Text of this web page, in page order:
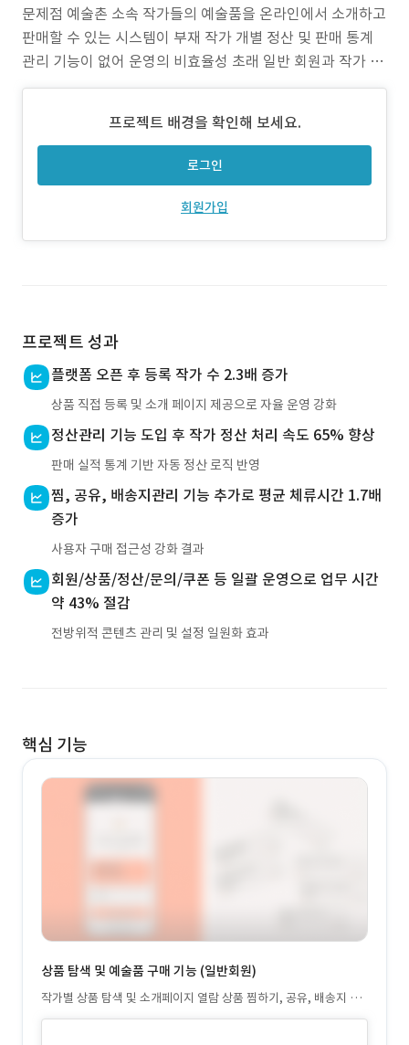
문제점 예술촌 소속 작가들의 예술품을 온라인에서 소개하고
판매할 수 있는 시스템이 부재 작가 개별 정산 및 판매 통계
관리 기능이 없어 운영의 비효율성 초래 일반 회원과 작가 간
의 소통과 문의 기능이 분리되어 있지 않아 관리가 어려움 목
품 판매 시스템 구축 작가별 판매 내역, 매출, 정산 통계를 제
공하여 수익 기반 관리 가능하도록 설계
프로젝트 배경을 확인해 보세요.
로그인
회원가입
프로젝트 성과
플랫폼 오픈 후 등록 작가 수 2.3배 증가
상품 직접 등록 및 소개 페이지 제공으로 자율 운영 강화
정산관리 기능 도입 후 작가 정산 처리 속도 65% 향상
판매 실적 통계 기반 자동 정산 로직 반영
찜, 공유, 배송지관리 기능 추가로 평균 체류시간 1.7배
증가
사용자 구매 접근성 강화 결과
회원/상품/정산/문의/쿠폰 등 일괄 운영으로 업무 시간
약 43% 절감
전방위적 콘텐츠 관리 및 설정 일원화 효과
핵심 기능
상품 탐색 및 예술품 구매 기능 (일반회원)
작가별 상품 탐색 및 소개페이지 열람 상품 찜하기, 공유, 배송지 설
정 후 결제 가능